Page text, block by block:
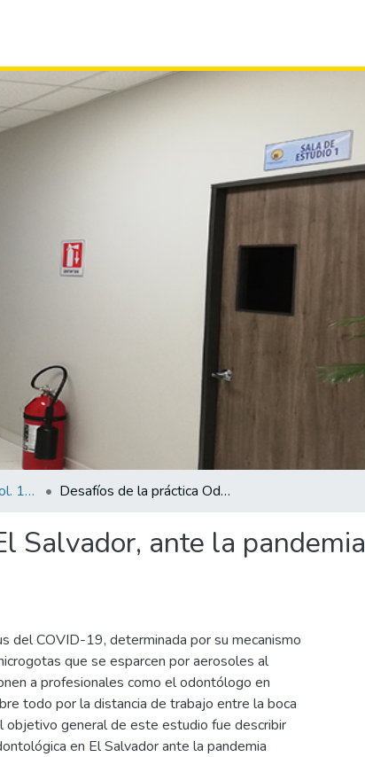
Revista Crea Ciencia Vol. 15 N° 1 Desafíos de la práctica Odontológica en El Salvador, ante la pandemia mundial del Covid-19
Salvador, ante la pandemia
del COVID-19, determinada por su mecanismo
que se esparcen por aerosoles al
a profesionales como el odontólogo en
todo por la distancia de trabajo entre la boca
objetivo general de este estudio fue describir
en El Salvador ante la pandemia